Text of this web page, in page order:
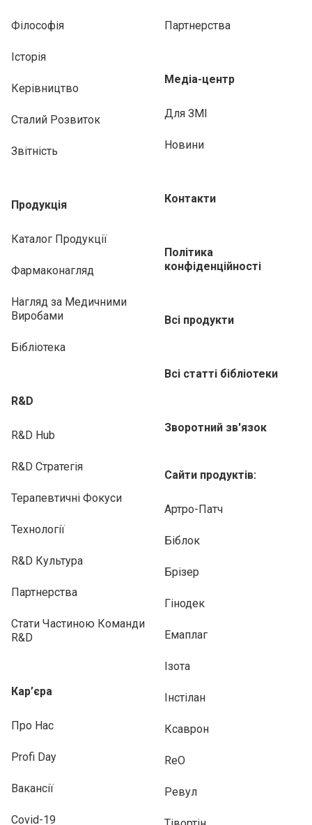
Філософія
Історія
Керівництво
Сталий Розвиток
Звітність
Продукція
Каталог Продукції
Фармаконагляд
Нагляд за Медичними
Виробами
Бібліотека
R&D
R&D Hub
R&D Стратегія
Терапевтичні Фокуси
Технології
R&D Культура
Партнерства
Стати Частиною Команди
R&D
Кар’єра
Про Нас
Profi Day
Вакансії
Covid-19
Партнерства
Медіа-центр
Для ЗМІ
Новини
Контакти
Політика
конфіденційності
Всі продукти
Всі статті бібліотеки
Зворотний зв'язок
Сайти продуктів:
Артро-Патч
Біблок
Брізер
Гінодек
Емаплаг
Ізота
Інстілан
Ксаврон
ReO
Ревул